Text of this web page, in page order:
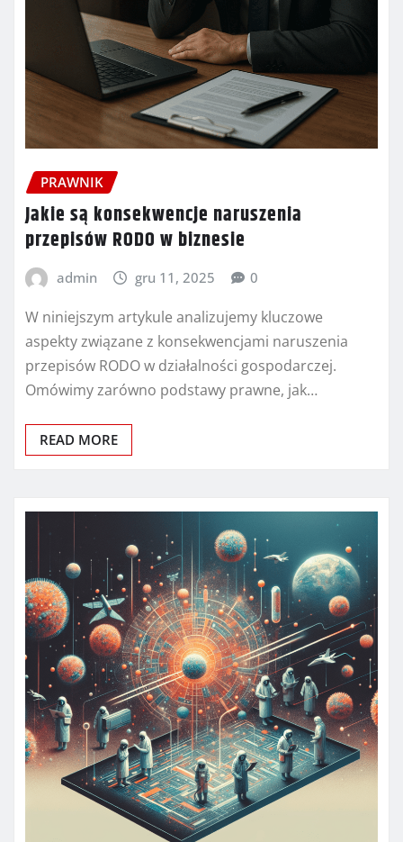
PRAWNIK
Jakie są konsekwencje naruszenia
przepisów RODO w biznesie
admin gru 11, 2025 0
W niniejszym artykule analizujemy kluczowe
aspekty związane z konsekwencjami naruszenia
przepisów RODO w działalności gospodarczej.
Omówimy zarówno podstawy prawne, jak…
READ MORE